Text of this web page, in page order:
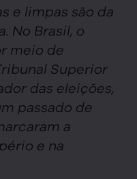
e limpas são da
No Brasil, o
meio de
Superior
das eleições,
passado de
a
e na